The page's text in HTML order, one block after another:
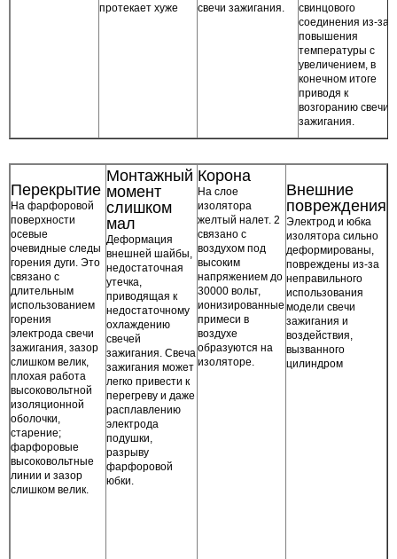
протекает хуже свечи зажигания.
свинцового
соединения из-за
повышения
температуры с
увеличением, в
конечном итоге
приводя к
возгоранию свечи
зажигания.
Перекрытие
На фарфоровой
поверхности
осевые
очевидные следы
горения дуги. Это
связано с
длительным
использованием
горения
электрода свечи
зажигания, зазор
слишком велик,
плохая работа
высоковольтной
изоляционной
оболочки,
старение;
фарфоровые
высоковольтные
линии и зазор
слишком велик.
Монтажный
момент
слишком
мал
Деформация
внешней шайбы,
недостаточная
утечка,
приводящая к
недостаточному
охлаждению
свечей
зажигания. Свеча
зажигания может
легко привести к
перегреву и даже
расплавлению
электрода
подушки,
разрыву
фарфоровой
юбки.
Корона
На слое
изолятора
желтый налет. 2
связано с
воздухом под
высоким
напряжением до
30000 вольт,
ионизированные
примеси в
воздухе
образуются на
изоляторе.
Внешние
повреждения
Электрод и юбка
изолятора сильно
деформированы,
повреждены из-за
неправильного
использования
модели свечи
зажигания и
воздействия,
вызванного
цилиндром